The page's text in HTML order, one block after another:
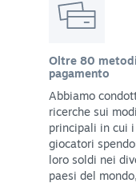
Oltre 80
pagamento
Abbiamo
ricerche sui modi
principali in cui i
giocatori
loro soldi nei
paesi del